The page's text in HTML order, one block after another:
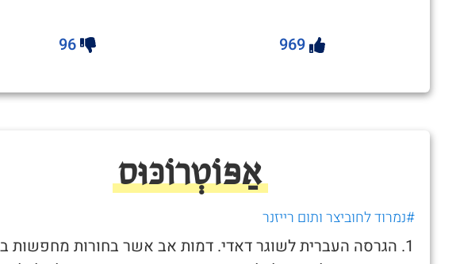
969
96
אַפּוֹטְרוֹכּוּס
#נמרוד לחוביצר ותום רייזנר
1. הגרסה העברית לשוגר דאדי. דמות אב אשר בחורות מחפשות